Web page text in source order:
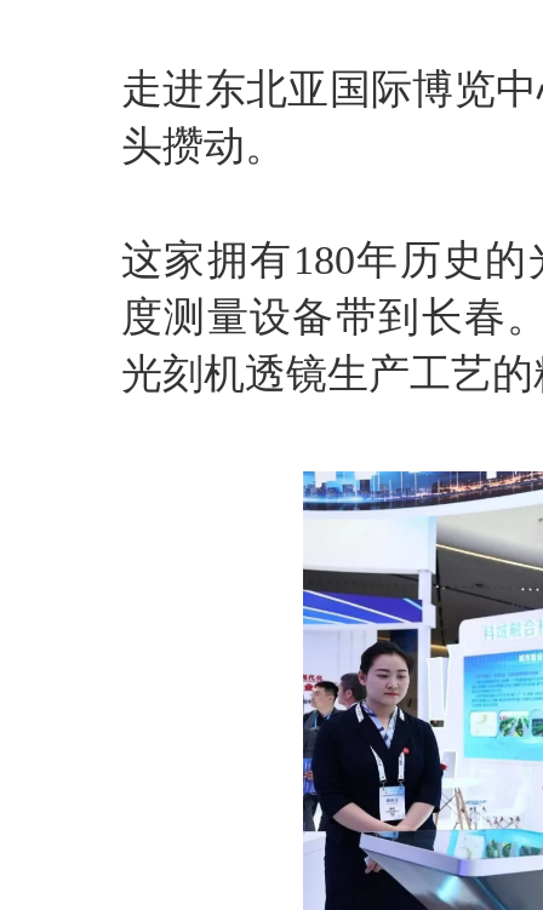
走进东北亚国际博览
头攒动。
这家拥有180年历史
度测量设备带到长春
光刻机透镜生产工艺